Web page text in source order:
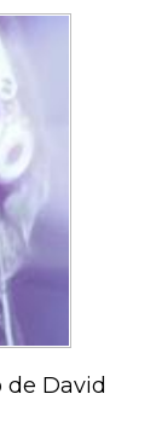
de David